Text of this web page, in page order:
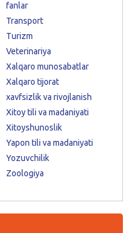
fanlar
Transport
Turizm
Veterinariya
Xalqaro munosabatlar
Xalqaro tijorat
xavfsizlik va rivojlanish
Xitoy tili va madaniyati
Xitoyshunoslik
Yapon tili va madaniyati
Yozuvchilik
Zoologiya